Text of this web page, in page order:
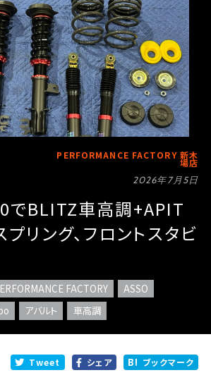
PERFORMANCE FACTORY 新木
場店
2026年7月5日
でBLITZ車高調+APIT
リング、フロントスタビ
FACTORY
ASSO
アバルト 車高調
Tweet シェア ブックマーク